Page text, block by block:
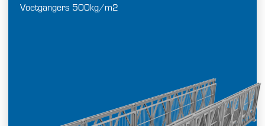
Voetgangers 500kg/m2